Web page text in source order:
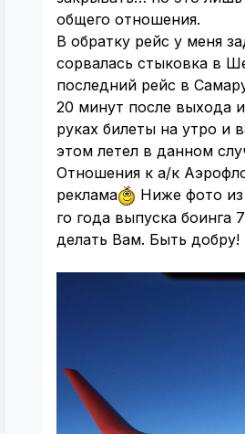
общего отношения.
В обратку рейс у меня
сорвалась стыковка в
последний рейс в
20 минут после выхода
руках билеты на утро и
этом летел в данном
Отношения к а/к
реклама
Ниже фото из
го года выпуска
делать Вам. Быть добру!